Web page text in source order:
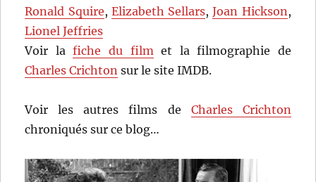
Ronald Squire, Elizabeth Sellars,Joan Hickson,
Lionel Jeffries
Voir lafiche du filmet la filmographie de
Charles Crichton sur le site IMDB.
Voir les autres films de Charles Crichton
chroniqués sur ce blog…